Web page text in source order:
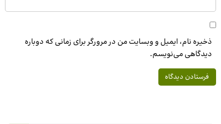
ذخیره نام، ایمیل و وبسایت من در مرورگر برای زمانی که دوباره
دیدگاهی می‌نویسم.